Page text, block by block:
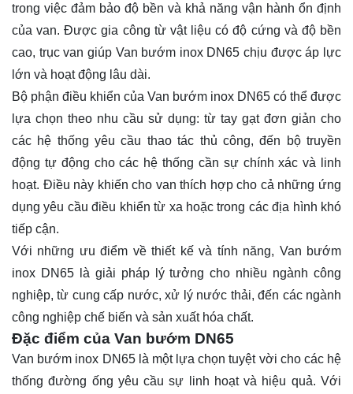
trong việc đảm bảo độ bền và khả năng vận hành ổn định
của van. Được gia công từ vật liệu có độ cứng và độ bền
cao, trục van giúp Van bướm inox DN65 chịu được áp lực
lớn và hoạt động lâu dài.
Bộ phận điều khiển của Van bướm inox DN65 có thể được
lựa chọn theo nhu cầu sử dụng: từ tay gạt đơn giản cho
các hệ thống yêu cầu thao tác thủ công, đến bộ truyền
động tự động cho các hệ thống cần sự chính xác và linh
hoạt. Điều này khiến cho van thích hợp cho cả những ứng
dụng yêu cầu điều khiển từ xa hoặc trong các địa hình khó
tiếp cận.
Với những ưu điểm về thiết kế và tính năng, Van bướm
inox DN65 là giải pháp lý tưởng cho nhiều ngành công
nghiệp, từ cung cấp nước, xử lý nước thải, đến các ngành
công nghiệp chế biến và sản xuất hóa chất.
Đặc điểm của Van bướm DN65
Van bướm inox DN65 là một lựa chọn tuyệt vời cho các hệ
thống đường ống yêu cầu sự linh hoạt và hiệu quả. Với